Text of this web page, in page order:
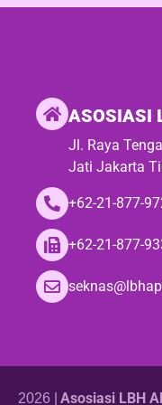
ASOSIASI
Jl. Raya
Jati Jakarta
+62-21-877-
+62-21-877-
2026 | Asosiasi LBH